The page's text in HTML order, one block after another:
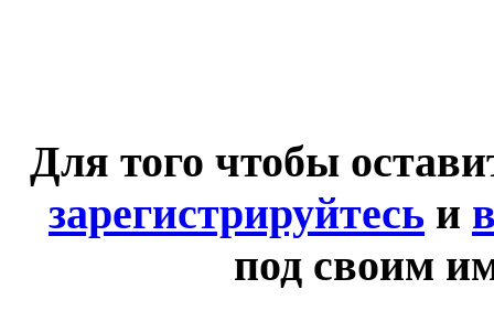
Для того чтобы
зарегистрируйтесь и
под своим